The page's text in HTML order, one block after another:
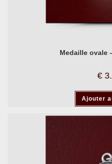
Medaille ovale
€
Ajouter